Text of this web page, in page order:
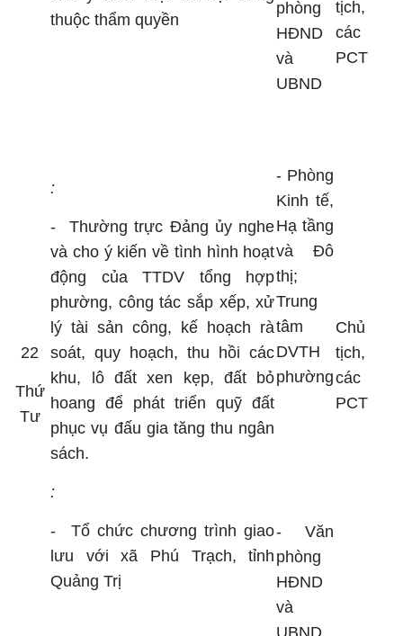
thuộc thẩm quyền
phòng
HĐND
và
UBND
tịch,
các
PCT
22
Thứ
Tư
:
-
Thường trực Đảng ủy nghe
và cho ý kiến về tình hình hoạt
động của TTDV tổng hợp
phường, công tác sắp xếp, xử
lý tài sản công, kế hoạch rà
soát, quy hoạch, thu hồi các
khu, lô đất xen kẹp, đất bỏ
hoang để phát triển quỹ đất
phục vụ đấu gia tăng thu ngân
sách.
:
-
Tổ chức chương trình giao
lưu với xã Phú Trạch, tỉnh
Quảng Trị
- Phòng
Kinh tế,
Hạ tầng
và Đô
thị;
Trung
tâm
DVTH
phường
- Văn
phòng
HĐND
và
Chủ
tịch,
các
PCT